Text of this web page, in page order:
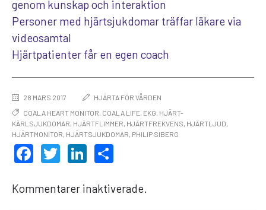
genom kunskap och interaktion
Personer med hjärtsjukdomar träffar läkare via
videosamtal
Hjärtpatienter får en egen coach
28 MARS 2017
HJÄRTA FÖR VÅRDEN
COALA HEART MONITOR, COALA LIFE, EKG, HJÄRT-
KÄRLSJUKDOMAR, HJÄRTFLIMMER, HJÄRTFREKVENS, HJÄRTLJUD,
HJÄRTMONITOR, HJÄRTSJUKDOMAR, PHILIP SIBERG
FACEBOOK
TWITTERLINKEDIN
Kommentarer inaktiverade.